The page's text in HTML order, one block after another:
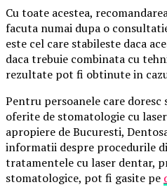
Cu toate acestea,
facuta numai dupa o
este cel care stabileste daca
daca trebuie combinata cu
rezultate pot fi obtinute in
Pentru persoanele care doresc
oferite de stomatologie cu
apropiere de Bucuresti,
informatii despre procedurile
tratamentele cu laser dentar,
stomatologice, pot fi gasite pe